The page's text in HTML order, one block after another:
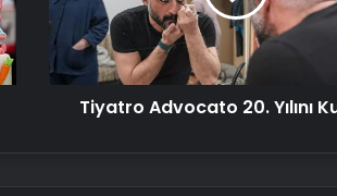
Shakespeare’in gizli
Tiyatro Advocato 20. Yılını